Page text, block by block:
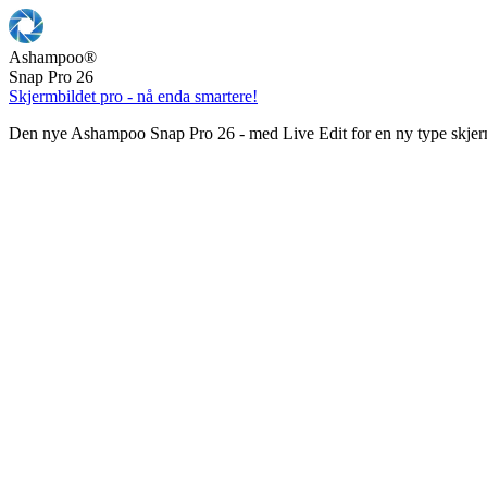
Ashampoo®
Snap Pro 26
Skjermbildet pro - nå enda smartere!
Den nye Ashampoo Snap Pro 26 - med Live Edit for en ny type